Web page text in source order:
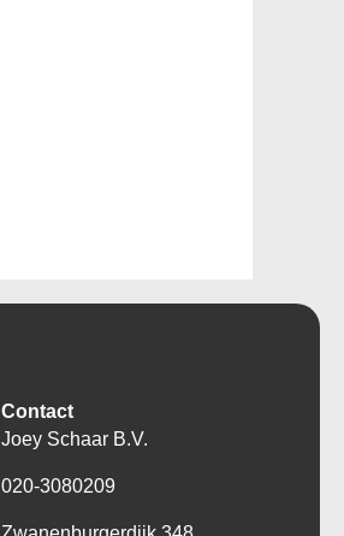
Contact
Joey Schaar B.V.
020-3080209